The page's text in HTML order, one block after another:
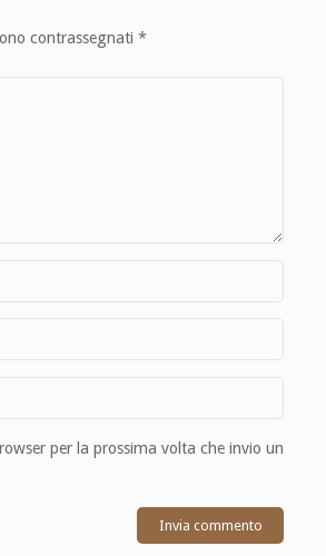
contrassegnati*
per la prossima volta che invio un